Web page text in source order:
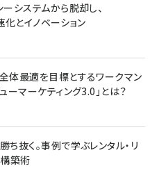
システムから脱却し、
とイノベーション
全体最適を目標とするワークマン
ーマーケティング3.0」とは？
抜く。事例で学ぶレンタル・リ
築術